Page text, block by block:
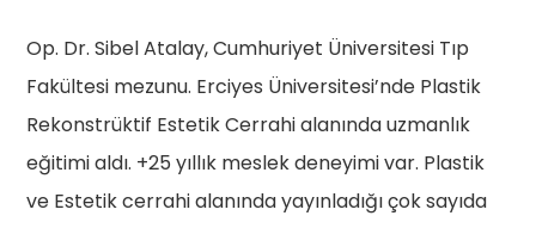
Op. Dr. Sibel Atalay, Cumhuriyet Üniversitesi Tıp
Fakültesi mezunu. Erciyes Üniversitesi’nde Plastik
Rekonstrüktif Estetik Cerrahi alanında uzmanlık
eğitimi aldı. +25 yıllık meslek deneyimi var. Plastik
ve Estetik cerrahi alanında yayınladığı çok sayıda